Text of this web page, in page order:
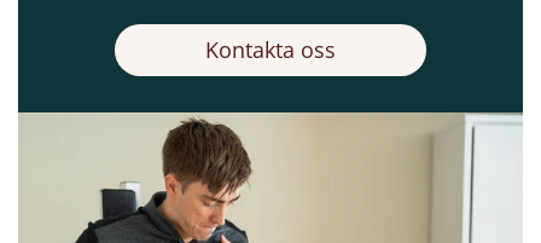
Kontakta oss